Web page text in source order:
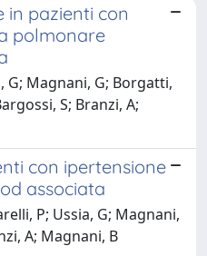
in pazienti con
polmonare
G; Magnani, G; Borgatti,
S; Branzi, A;
con ipertensione
associata
P; Ussia, G; Magnani,
A; Magnani, B